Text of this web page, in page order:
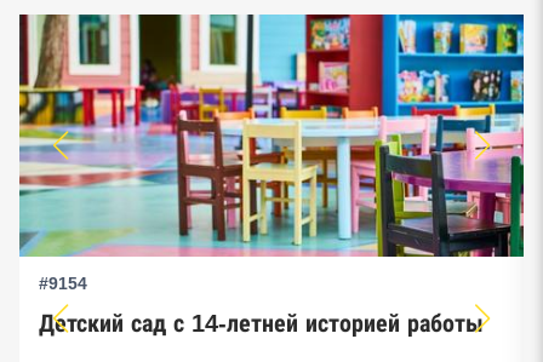
#9154
Детский сад с 14-летней историей работы